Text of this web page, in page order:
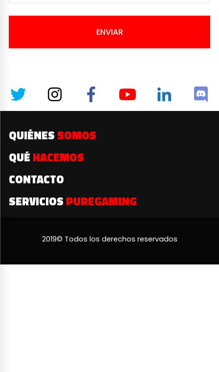
ENVIAR
QUIÉNES SOMOS
QUÉ HACEMOS
CONTACTO
SERVICIOS PUREGAMING
2019© Todos los derechos reservados